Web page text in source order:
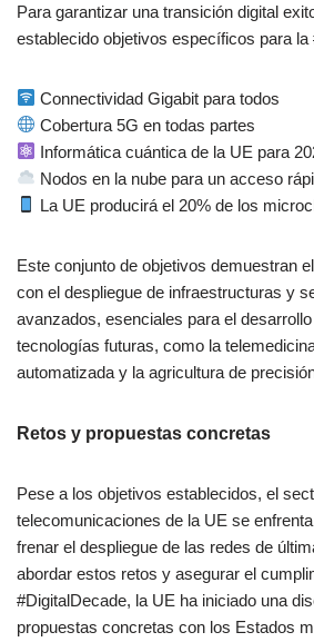
Para garantizar una transición digital
establecido objetivos específicos para la
Connectividad Gigabit para todos
Cobertura 5G en todas partes
Informática cuántica de la UE para
Nodos en la nube para un acceso
La UE producirá el 20% de los
Este conjunto de objetivos demuestran
con el despliegue de infraestructuras y
avanzados, esenciales para el
tecnologías futuras, como la
automatizada y la agricultura de
Retos y propuestas concretas
Pese a los objetivos establecidos, el
telecomunicaciones de la UE se
frenar el despliegue de las redes de
abordar estos retos y asegurar el
#DigitalDecade, la UE ha iniciado una
propuestas concretas con los Estados